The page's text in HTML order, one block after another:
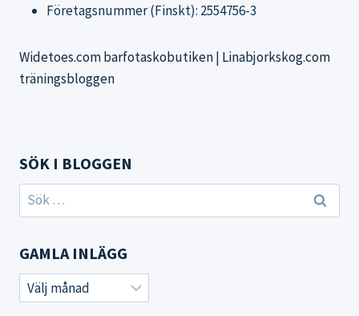
Företagsnummer (Finskt): 2554756-3
Widetoes.com barfotaskobutiken| Linabjorkskog.com
träningsbloggen
SÖK I BLOGGEN
Sök
efter:
GAMLA INLÄGG
Gamla
inlägg